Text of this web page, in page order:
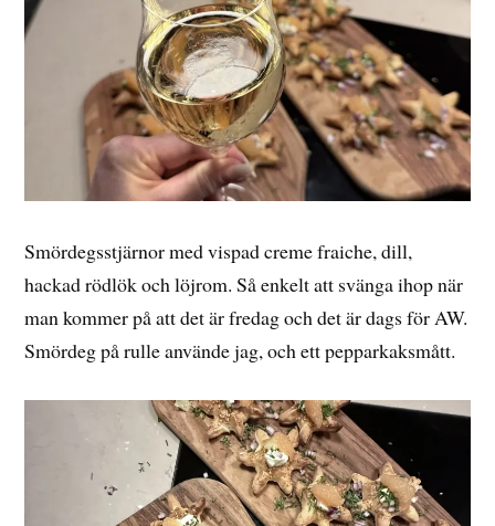
Smördegsstjärnor med vispad creme fraiche, dill,
hackad rödlök och löjrom. Så enkelt att svänga ihop när
man kommer på att det är fredag och det är dags för AW.
Smördeg på rulle använde jag, och ett pepparkaksmått.